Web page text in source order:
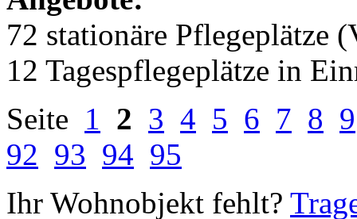
72 stationäre Pflegeplätze
12 Tagespflegeplätze in
Seite 1 2 3 4 5 6 7 8 9
92 93 94 95
Ihr Wohnobjekt fehlt?